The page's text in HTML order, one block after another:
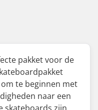
pakket voor de
te beginnen met
naar een